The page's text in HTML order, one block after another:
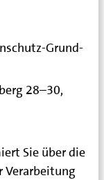
Grund­
28–30,
Sie über die
Ver­ar­bei­tung